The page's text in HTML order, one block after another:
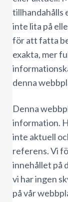
tillhandahålls
inte lita på
för att fatta
exakta, mer
denna
Denna
information.
inte aktuell
referens. Vi
innehållet på
vi har ingen
på vår